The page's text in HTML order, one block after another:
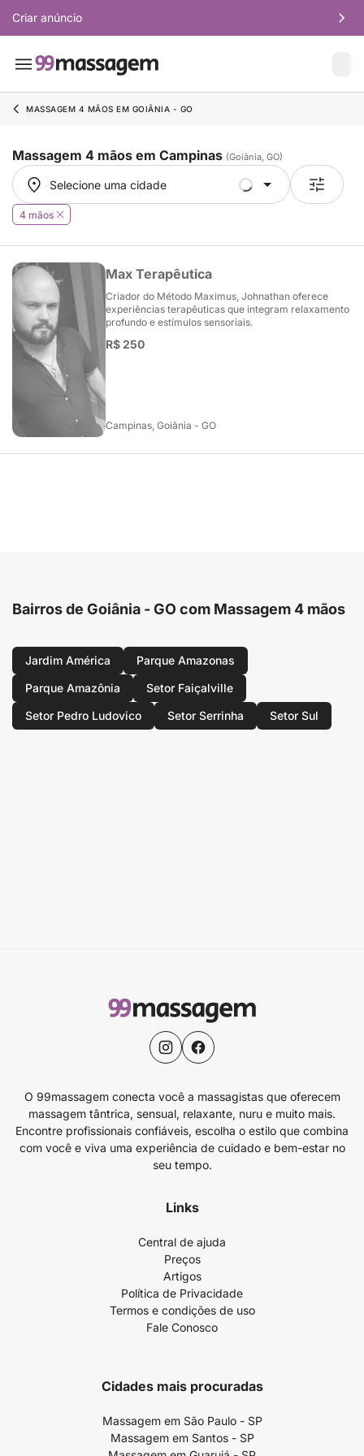
Criar anúncio
MASSAGEM 4 MÃOS EM GOIÂNIA - GO
Massagem 4 mãos em Campinas (Goiânia, GO)
Selecione uma cidade
Selecione uma cidade
4 mãos
Max Terapêutica
Criador do Método Maximus, Johnathan oferece
experiências terapêuticas que integram relaxamento
profundo e estímulos sensoriais.
R$ 250
Campinas, Goiânia - GO
Bairros de Goiânia - GO com Massagem 4 mãos
Jardim América
Parque Amazonas
Parque Amazônia
Setor Faiçalville
Setor Pedro Ludovico
Setor Serrinha Setor Sul
O 99massagem conecta você a massagistas que oferecem
massagem tântrica, sensual, relaxante, nuru e muito mais.
Encontre profissionais confiáveis, escolha o estilo que combina
com você e viva uma experiência de cuidado e bem-estar no
seu tempo.
Links
Central de ajuda
Preços
Artigos
Política de Privacidade
Termos e condições de uso
Fale Conosco
Cidades mais procuradas
Massagem em São Paulo - SP
Massagem em Santos - SP